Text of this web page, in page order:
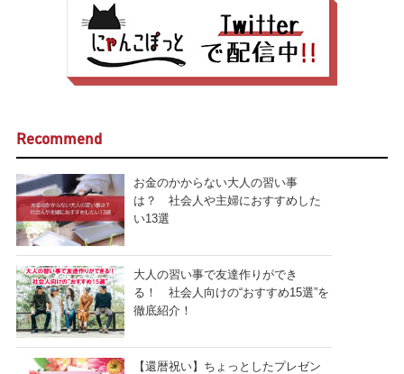
Recommend
お金のかからない大人の習い事
は？ 社会人や主婦におすすめした
い13選
大人の習い事で友達作りができ
る！ 社会人向けの“おすすめ15選”を
徹底紹介！
【還暦祝い】ちょっとしたプレゼン